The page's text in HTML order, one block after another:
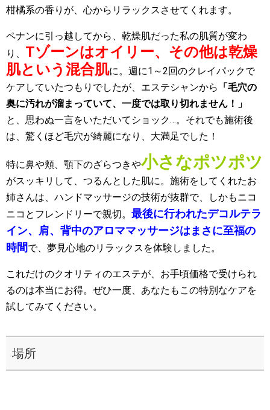
柑橘系の香りが、心からリラックスさせてくれます。
ペナンに引っ越してから、乾燥肌だった私の肌質が変わ
り、 Tゾーンはオイリー、その他は乾燥
肌という混合肌に。週に1～2回のクレイパックで
ケアしていたつもりでしたが、エステシャンから 「毛穴の
奥に汚れが溜まっていて、一度では取り切れません！」
と、思わぬ一言をいただいてショック…。それでも施術後
は、驚くほど毛穴が綺麗になり、大満足でした！
特に鼻や頬、顎下のざらつきや小さなポツポツ
がスッキリして、つるんとした肌に。施術をしてくれたお
姉さんは、ハンドマッサージの技術が抜群で、しかもニコ
ニコとフレンドリーで親切。 最後に行われたデコルテラ
イン、肩、背中のアロママッサージはまさに至福の
時間で、夢見心地のリラックスを体験しました。
これだけのクオリティのエステが、お手頃価格で受けられ
るのは本当にお得。ぜひ一度、あなたもこの特別なケアを
試してみてください。
場所